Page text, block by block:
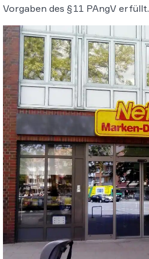
Vorgaben des § 11 PAngV erfüllt.